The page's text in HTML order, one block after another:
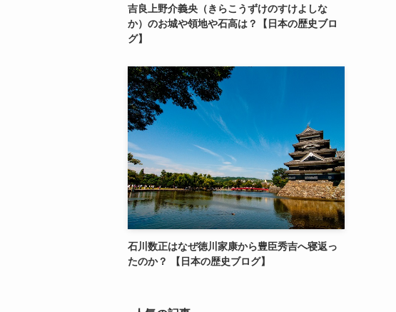
吉良上野介義央（きらこうずけのすけよしな
か）のお城や領地や石高は？【日本の歴史ブロ
グ】
石川数正はなぜ徳川家康から豊臣秀吉へ寝返っ
たのか？ 【日本の歴史ブログ】